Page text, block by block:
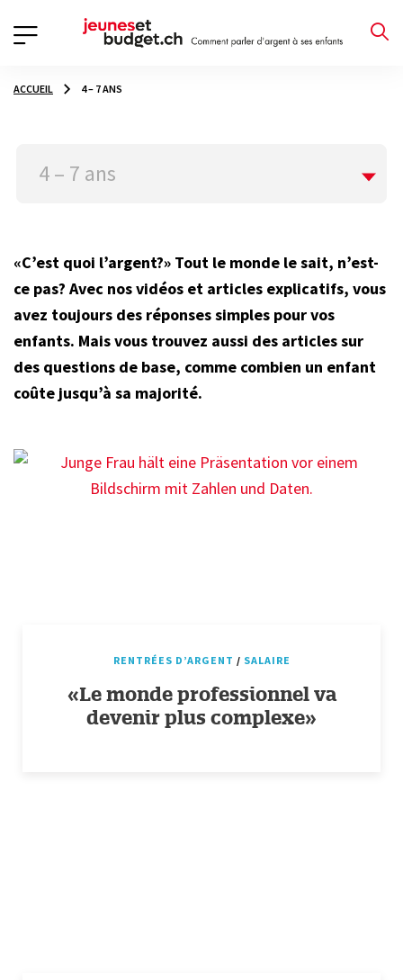
ACCUEIL 4 – 7 ANS
4 – 7 ans
«C’est quoi l’argent?» Tout le monde le sait, n’est-
ce pas? Avec nos vidéos et articles explicatifs, vous
avez toujours des réponses simples pour vos
enfants. Mais vous trouvez aussi des articles sur
des questions de base, comme combien un enfant
coûte jusqu’à sa majorité.
RENTRÉES D’ARGENT / SALAIRE
«Le monde professionnel va
devenir plus complexe»